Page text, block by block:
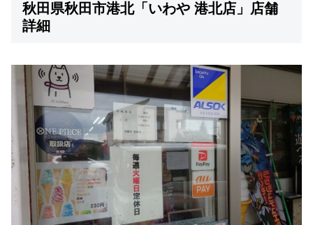
秋田県秋田市港北「いわや 港北店」店舗
詳細